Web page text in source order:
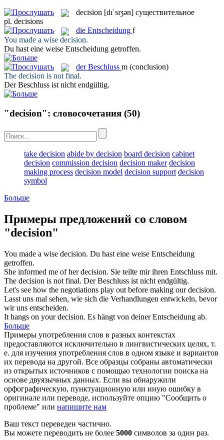
decision [dɪˈsɪʒən] существительное
pl. decisions
die Entscheidung f
You made a wise decision.
Du hast eine weise Entscheidung getroffen.
derBeschluss m (conclusion)
The decision is not final.
DerBeschluss ist nicht endgültig.
"decision": словосочетания (50)
take decision abide by decision board decision cabinet
decision commission decision decision maker decision
making process decision model decision support decision
symbol
Больше
Примеры предложений со словом
"decision"
You made a wise decision. Du hast eine weise Entscheidung
getroffen.
She informed me of herdecision. Sie teilte mir ihren Entschluss mit.
The decision is not final. DerBeschluss ist nicht endgültig.
Let's see how the negotiations play out before making ourdecision.
Lasst uns mal sehen, wie sich die Verhandlungen entwickeln, bevor
wir uns entscheiden.
It hangs on yourdecision. Es hängt von deinerEntscheidung ab.
Больше
Примеры употребления слов в разных контекстах
предоставляются исключительно в лингвистических целях, т.
е. для изучения употребления слов в одном языке и вариантов
их перевода на другой. Все образцы собраны автоматически
из открытых источников с помощью технологии поиска на
основе двуязычных данных. Если вы обнаружили
орфографическую, пунктуационную или иную ошибку в
оригинале или переводе, используйте опцию "Сообщить о
проблеме" или напишите нам
Ваш текст переведен частично.
Вы можете переводить не более 5000 символов за один раз.